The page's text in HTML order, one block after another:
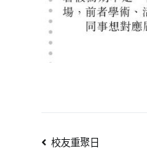
文校友重聚日